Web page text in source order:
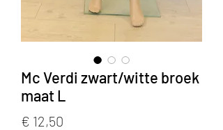
Mc Verdi zwart/witte broek
maat L
€ 12,50